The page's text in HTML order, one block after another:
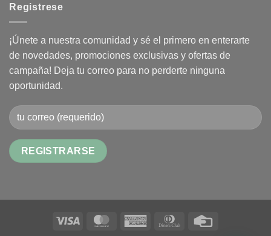
Registrese
¡Únete a nuestra comunidad y sé el primero en enterarte
de novedades, promociones exclusivas y ofertas de
campaña! Deja tu correo para no perderte ninguna
oportunidad.
Visa MasterCardAmerican
Dinners